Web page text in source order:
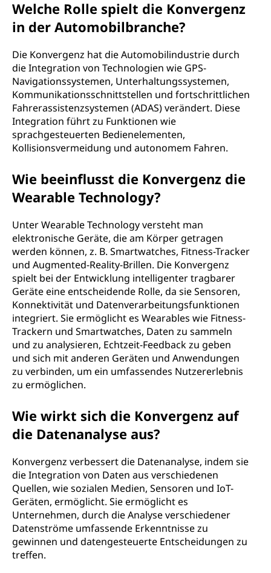
Welche Rolle spielt die Konvergenz
in der Automobilbranche?
Die Konvergenz hat die Automobilindustrie durch
die Integration von Technologien wie GPS-
Navigationssystemen, Unterhaltungssystemen,
Kommunikationsschnittstellen und fortschrittlichen
Fahrerassistenzsystemen (ADAS) verändert. Diese
Integration führt zu Funktionen wie
sprachgesteuerten Bedienelementen,
Kollisionsvermeidung und autonomem Fahren.
Wie beeinflusst die Konvergenz die
Wearable Technology?
Unter Wearable Technology versteht man
elektronische Geräte, die am Körper getragen
werden können, z. B. Smartwatches, Fitness-Tracker
und Augmented-Reality-Brillen. Die Konvergenz
spielt bei der Entwicklung intelligenter tragbarer
Geräte eine entscheidende Rolle, da sie Sensoren,
Konnektivität und Datenverarbeitungsfunktionen
integriert. Sie ermöglicht es Wearables wie Fitness-
Trackern und Smartwatches, Daten zu sammeln
und zu analysieren, Echtzeit-Feedback zu geben
und sich mit anderen Geräten und Anwendungen
zu verbinden, um ein umfassendes Nutzererlebnis
zu ermöglichen.
Wie wirkt sich die Konvergenz auf
die Datenanalyse aus?
Konvergenz verbessert die Datenanalyse, indem sie
die Integration von Daten aus verschiedenen
Quellen, wie sozialen Medien, Sensoren und IoT-
Geräten, ermöglicht. Sie ermöglicht es
Unternehmen, durch die Analyse verschiedener
Datenströme umfassende Erkenntnisse zu
gewinnen und datengesteuerte Entscheidungen zu
treffen.